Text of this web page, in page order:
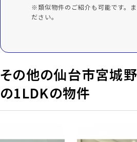
※類似物件のご紹介も可能です。
ださい。
その他の仙台市宮城
の1LDKの物件